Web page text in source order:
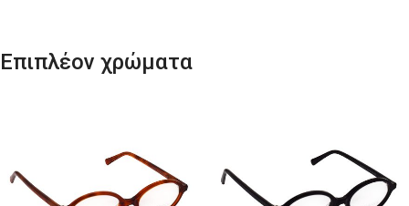
Επιπλέον χρώματα